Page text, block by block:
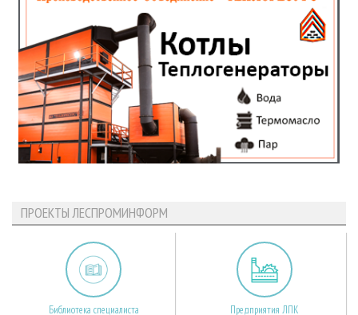
ПРОЕКТЫ ЛЕСПРОМИНФОРМ
Библиотека специалиста Предприятия ЛПК